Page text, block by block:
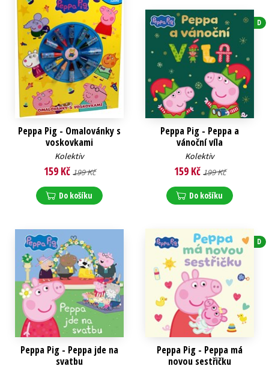
Peppa Pig - Omalovánky s
voskovkami
Kolektiv
159 Kč 199 Kč
Do košíku
D
Peppa Pig - Peppa a
vánoční víla
Kolektiv
159 Kč 199 Kč
Do košíku
Peppa Pig - Peppa jde na
svatbu
D
Peppa Pig - Peppa má
novou sestřičku